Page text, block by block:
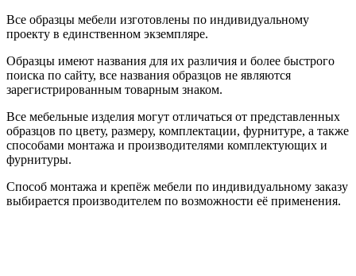
Все образцы мебели изготовлены по индивидуальному
проекту в единственном экземпляре.
Образцы имеют названия для их различия и более быстрого
поиска по сайту, все названия образцов не являются
зарегистрированным товарным знаком.
Все мебельные изделия могут отличаться от представленных
образцов по цвету, размеру, комплектации, фурнитуре, а также
способами монтажа и производителями комплектующих и
фурнитуры.
Способ монтажа и крепёж мебели по индивидуальному заказу
выбирается производителем по возможности её применения.